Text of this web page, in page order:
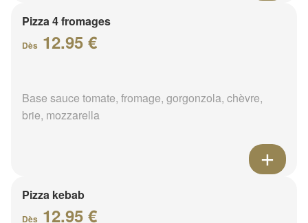
Pizza 4 fromages
Dès 12.95 €
Base sauce tomate, fromage, gorgonzola, chèvre,
brie, mozzarella
Pizza kebab
Dès 12.95 €